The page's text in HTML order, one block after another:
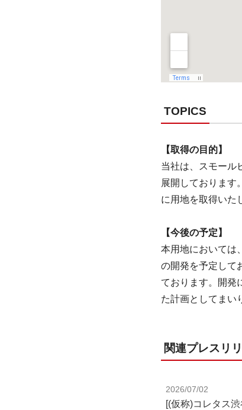
TOPICS
【取得の目的】
当社は、スモール
展開しております
に用地を取得いた
【今後の予定】
本用地においては
の開発を予定して
ております。開発
た計画としてまい
関連プレスリ
2026/07/02
[(仮称)コレタス